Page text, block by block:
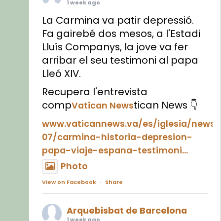
1 week ago
La Carmina va patir depressió.
Fa gairebé dos mesos, a l'Estadi
Lluís Companys, la jove va fer
arribar el seu testimoni al papa
Lleó XIV.
Recupera l'entrevista
compVatican Newstican News 👇
www.vaticannews.va/es/iglesia/news/
07/carmina-historia-depresion-
papa-viaje-espana-testimoni...
Photo
View on Facebook · Share
Arquebisbat de Barcelona